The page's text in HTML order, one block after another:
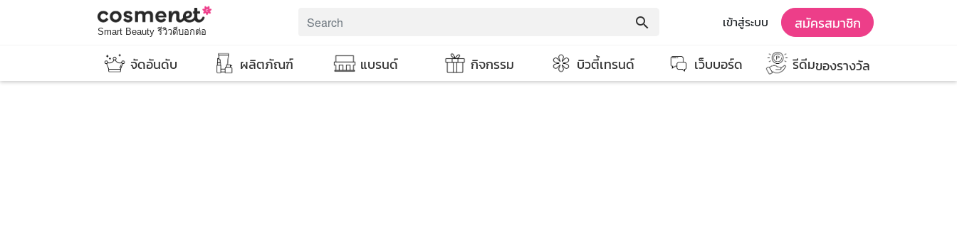
Smart Beauty รีวิวดีบอกต่อ
search เข้าสู่ระบบ สมัครสมาชิก
จัดอันดับ ผลิตภัณฑ์ แบรนด์ กิจกรรม บิวตี้เทรนด์ เว็บบอร์ด รีดีมของรางวัล